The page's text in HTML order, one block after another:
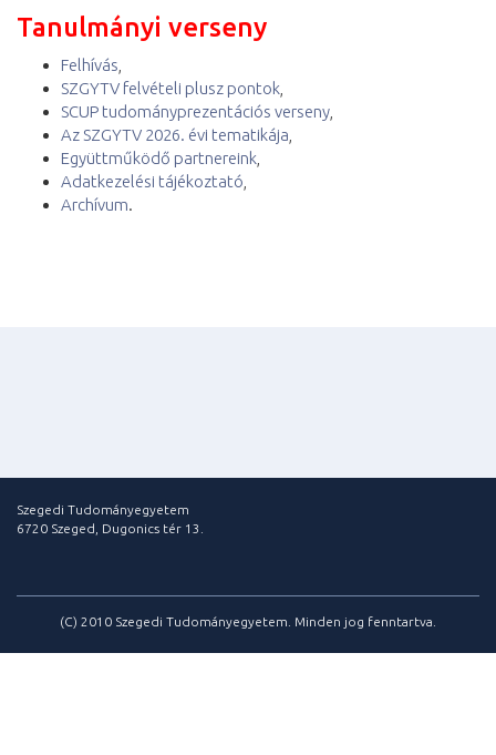
Tanulmányi verseny
Felhívás
SZGYTV felvételi plusz pontok
SCUP tudományprezentációs verseny
Az SZGYTV 2026. évi tematikája
Együttműködő partnereink
Adatkezelési tájékoztató
Archívum.
Szegedi Tudományegyetem
6720 Szeged, Dugonics tér 13.
(C) 2010 Szegedi Tudományegyetem. Minden jog fenntartva.